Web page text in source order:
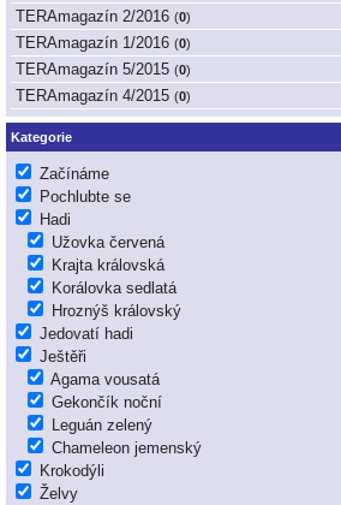
TERAmagazín 2/2016 (0)
TERAmagazín 1/2016 (0)
TERAmagazín 5/2015 (0)
TERAmagazín 4/2015 (0)
Kategorie
Začínáme
Pochlubte se
Hadi
Užovka červená
Krajta královská
Korálovka sedlatá
Hroznýš královský
Jedovatí hadi
Ještěři
Agama vousatá
Gekončík noční
Leguán zelený
Chameleon jemenský
Krokodýli
Želvy